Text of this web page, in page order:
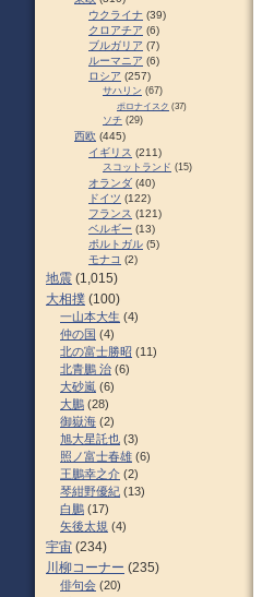
ウクライナ (39)
クロアチア (6)
ブルガリア (7)
ルーマニア (6)
ロシア (257)
サハリン (67)
ポロナイスク (37)
ソチ (29)
西欧 (445)
イギリス (211)
スコットランド (15)
オランダ (40)
ドイツ (122)
フランス (121)
ベルギー (13)
ポルトガル (5)
モナコ (2)
地震 (1,015)
大相撲 (100)
一山本大生 (4)
仲の国 (4)
北の富士勝昭 (11)
北青鵬 治 (6)
大砂嵐 (6)
大鵬 (28)
御嶽海 (2)
旭大星託也 (3)
照ノ富士春雄 (6)
王鵬幸之介 (2)
琴紺野優紀 (13)
白鵬 (17)
矢後太規 (4)
宇宙 (234)
川柳コーナー (235)
俳句会 (20)